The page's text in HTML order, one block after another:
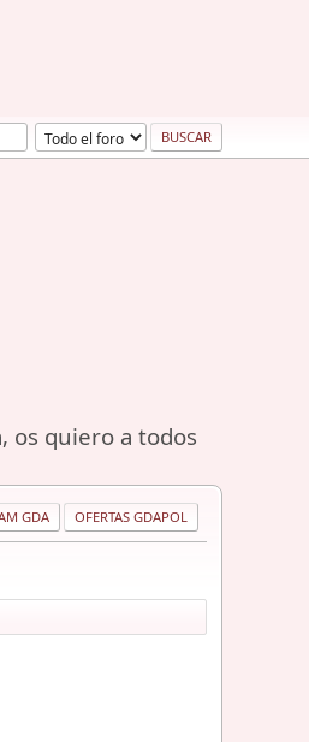
os quiero a todos
GDA OFERTAS GDAPOL